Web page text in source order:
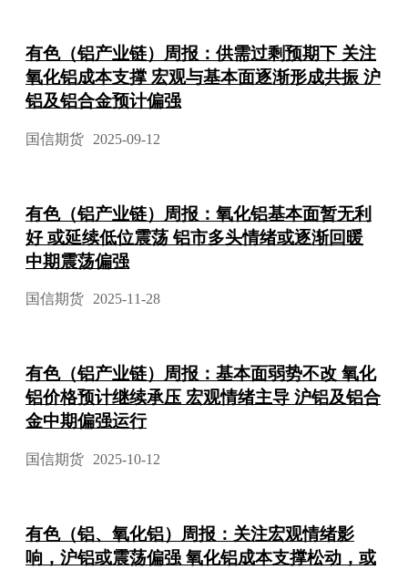
有色（铝产业链）周报：供需过剩预期下 关注
氧化铝成本支撑 宏观与基本面逐渐形成共振 沪
铝及铝合金预计偏强
国信期货 2025-09-12
有色（铝产业链）周报：氧化铝基本面暂无利
好 或延续低位震荡 铝市多头情绪或逐渐回暖
中期震荡偏强
国信期货 2025-11-28
有色（铝产业链）周报：基本面弱势不改 氧化
铝价格预计继续承压 宏观情绪主导 沪铝及铝合
金中期偏强运行
国信期货 2025-10-12
有色（铝、氧化铝）周报：关注宏观情绪影
响，沪铝或震荡偏强 氧化铝成本支撑松动，或